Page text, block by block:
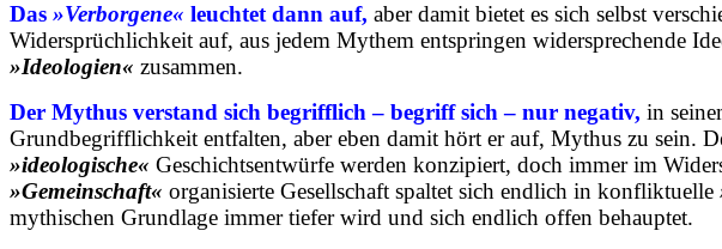
Das »Verborgene« leuchtet dann auf, aber damit bietet es sich selbst
Widersprüchlichkeit auf, aus jedem Mythem entspringen widersprechende
»Ideologien« zusammen.
Der Mythus verstand sich begrifflich – begriff sich – nur negativ, in
Grundbegrifflichkeit entfalten, aber eben damit hört er auf, Mythus zu sein.
»ideologische« Geschichtsentwürfe werden konzipiert, doch immer im
»Gemeinschaft« organisierte Gesellschaft spaltet sich endlich in konfliktuelle
mythischen Grundlage immer tiefer wird und sich endlich offen behauptet.